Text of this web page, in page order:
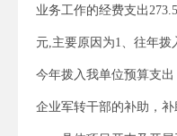
业务工作的经费支出
元,主要原因为1、往年
今年拨入我单位预算支
企业军转干部的补助，补